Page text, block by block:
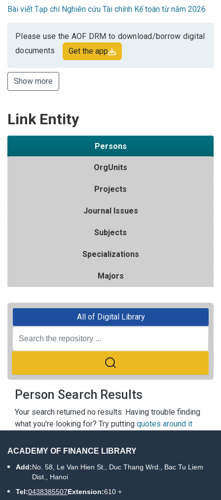
Bài viết Tạp chí Nghiên cứu Tài chính Kế toán từ năm 2026
Please use the AOF DRM to download/borrow digital
documents
Get the app
Show more
Link Entity
Persons
OrgUnits
Projects
Journal Issues
Subjects
Specializations
Majors
All of Digital Library
Person Search Results
Your search returned no results. Having trouble finding
what you're looking for? Try putting quotes around it
ACADEMY OF FINANCE LIBRARY
Add:No. 58, Le Van Hien St., Duc Thang Wrd., Bac Tu Liem
Dist., Hanoi
Tel:0438385507Extension:610 +